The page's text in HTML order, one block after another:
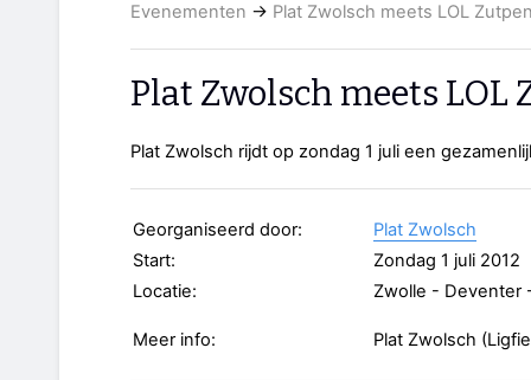
RSS
Evenementen → Plat Zwolsch meets LOL
Plat Zwolsch meets LOL
Plat Zwolsch rijdt op zondag 1 juli een
Georganiseerd door:
Plat Zwolsch
Start:
Zondag 1 juli 2012
Locatie:
Zwolle - Deventer
Meer info: Plat Zwolsch